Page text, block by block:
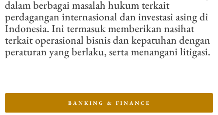
dalam berbagai masalah hukum terkait
perdagangan internasional dan investasi asing di
Indonesia. Ini termasuk memberikan nasihat
terkait operasional bisnis dan kepatuhan dengan
peraturan yang berlaku, serta menangani litigasi.
BANKING & FINANCE